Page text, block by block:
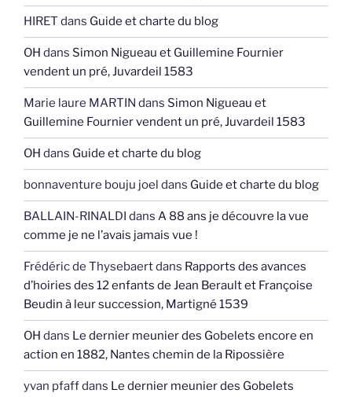
HIRET dans Guide et charte du blog
OH dans Simon Nigueau et Guillemine Fournier
vendent un pré, Juvardeil 1583
Marie laure MARTIN dans Simon Nigueau et
Guillemine Fournier vendent un pré, Juvardeil 1583
OH dans Guide et charte du blog
bonnaventure bouju joel dans Guide et charte du blog
BALLAIN-RINALDI dans A 88 ans je découvre la vue
comme je ne l’avais jamais vue !
Frédéric de Thysebaertdans Rapports des avances
d’hoiries des 12 enfants de Jean Berault et Françoise
Beudin à leur succession, Martigné 1539
OH dans Le dernier meunier des Gobelets encore en
action en 1882, Nantes chemin de la Ripossière
yvan pfaffdans Le dernier meunier des Gobelets